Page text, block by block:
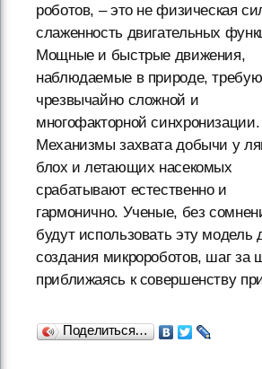
роботов, – это не физическая
слаженность двигательных
Мощные и быстрые движения,
наблюдаемые в природе,
чрезвычайно сложной и
многофакторной синхронизации.
Механизмы захвата добычи у
блох и летающих насекомых
срабатывают естественно и
гармонично. Ученые, без
будут использовать эту модель
создания микророботов, шаг за
приближаясь к совершенству
Поделиться…